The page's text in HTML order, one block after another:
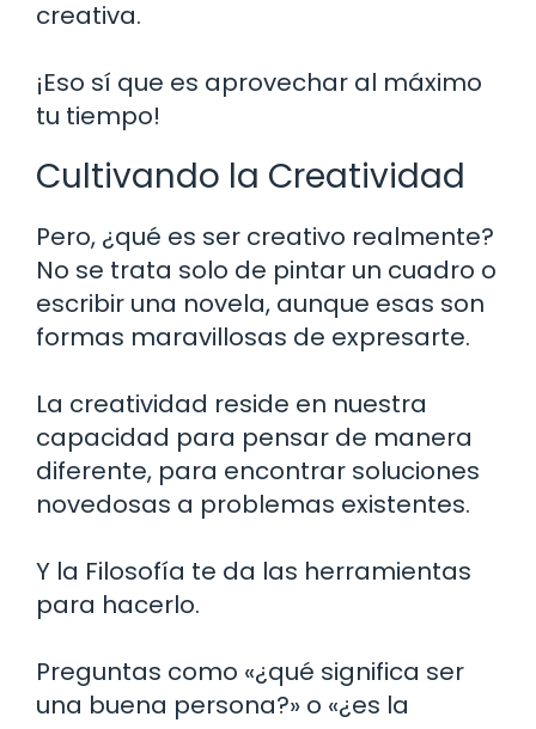
creativa.
¡Eso sí que es aprovechar al máximo
tu tiempo!
Cultivando la Creatividad
Pero, ¿qué es ser creativo realmente?
No se trata solo de pintar un cuadro o
escribir una novela, aunque esas son
formas maravillosas de expresarte.
La creatividad reside en nuestra
capacidad para pensar de manera
diferente, para encontrar soluciones
novedosas a problemas existentes.
Y la Filosofía te da las herramientas
para hacerlo.
Preguntas como «¿qué significa ser
una buena persona?» o «¿es la